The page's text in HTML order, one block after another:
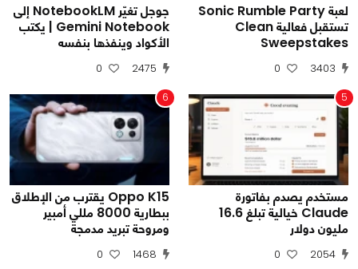
لعبة Sonic Rumble Party
تستقبل فعالية Clean
Sweepstakes
3403
0
جوجل تغيّر NotebookLM إلى
Gemini Notebook | يكتب
الأكواد وينفذها بنفسه
2475
0
5
مستخدم يصدم بفاتورة
Claude خيالية تبلغ 16.6
مليون دولار
2054
0
6
Oppo K15 يقترب من الإطلاق
ببطارية 8000 مللي أمبير
ومروحة تبريد مدمجة
1468
0